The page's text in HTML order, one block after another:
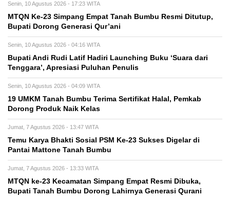
Senin, 10 Agustus 2026 - 17:23 WITA
MTQN Ke-23 Simpang Empat Tanah Bumbu Resmi Ditutup,
Bupati Dorong Generasi Qur’ani
Senin, 10 Agustus 2026 - 04:16 WITA
Bupati Andi Rudi Latif Hadiri Launching Buku ‘Suara dari
Tenggara’, Apresiasi Puluhan Penulis
Senin, 10 Agustus 2026 - 04:09 WITA
19 UMKM Tanah Bumbu Terima Sertifikat Halal, Pemkab
Dorong Produk Naik Kelas
Jumat, 7 Agustus 2026 - 13:47 WITA
Temu Karya Bhakti Sosial PSM Ke-23 Sukses Digelar di
Pantai Mattone Tanah Bumbu
Jumat, 7 Agustus 2026 - 13:33 WITA
MTQN ke-23 Kecamatan Simpang Empat Resmi Dibuka,
Bupati Tanah Bumbu Dorong Lahirnya Generasi Qurani